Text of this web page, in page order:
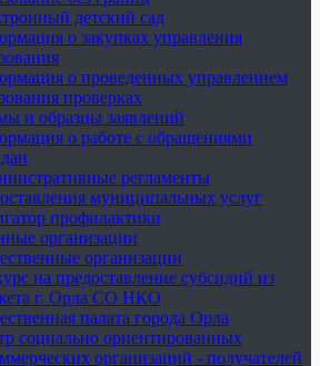
детский сад
о закупках управления
о проведенных управлением
проверках
и образцы заявлений
о работе с обращениями
регламенты
муниципальных услуг
профилактики
организации
организации
на предоставление субсидий из
г. Орла СО НКО
палата города Орла
социально ориентированных
организаций - получателей